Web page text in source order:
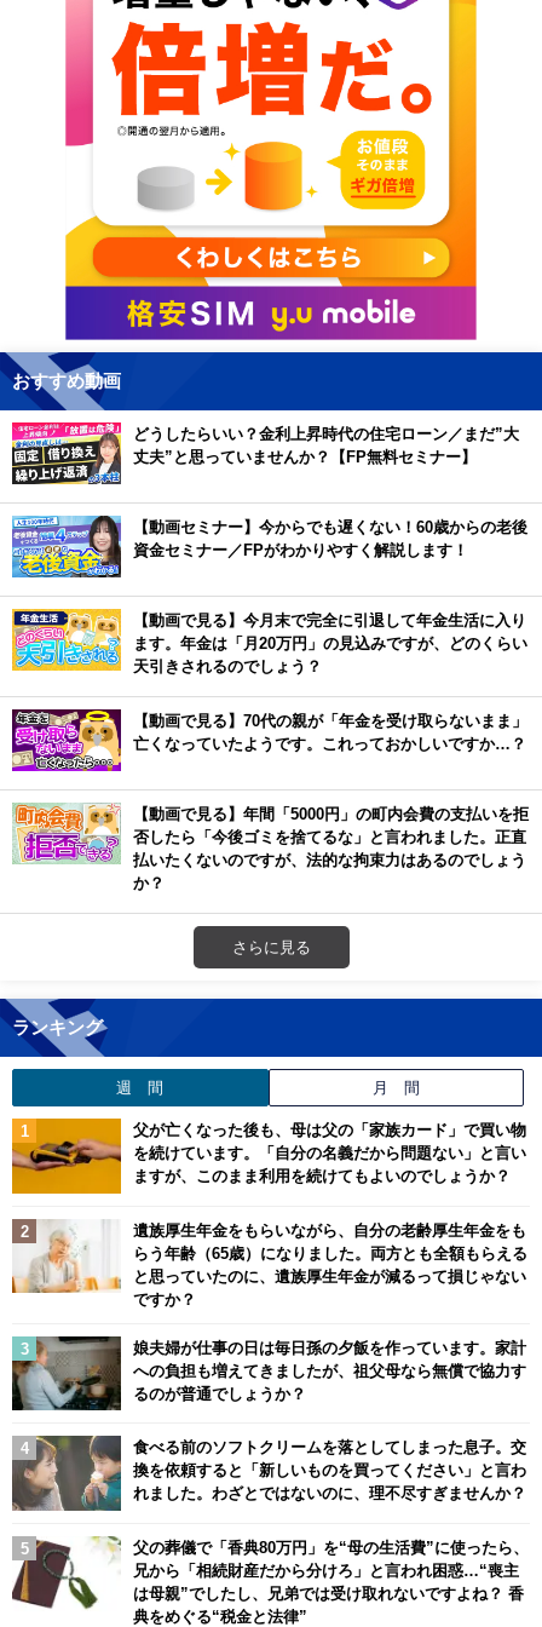
おすすめ動画
どうしたらいい？金利上昇時代の住宅ローン／まだ”大
丈夫”と思っていませんか？【FP無料セミナー】
【動画セミナー】今からでも遅くない！60歳からの老後
資金セミナー／FPがわかりやすく解説します！
【動画で見る】今月末で完全に引退して年金生活に入り
ます。年金は「月20万円」の見込みですが、どのくらい
天引きされるのでしょう？
【動画で見る】70代の親が「年金を受け取らないまま」
亡くなっていたようです。これっておかしいですか…？
【動画で見る】年間「5000円」の町内会費の支払いを拒
否したら「今後ゴミを捨てるな」と言われました。正直
払いたくないのですが、法的な拘束力はあるのでしょう
か？
さらに見る
ランキング
週 間 月 間
父が亡くなった後も、母は父の「家族カード」で買い物
を続けています。「自分の名義だから問題ない」と言い
ますが、このまま利用を続けてもよいのでしょうか？
遺族厚生年金をもらいながら、自分の老齢厚生年金をも
らう年齢（65歳）になりました。両方とも全額もらえる
と思っていたのに、遺族厚生年金が減るって損じゃない
ですか？
娘夫婦が仕事の日は毎日孫の夕飯を作っています。家計
への負担も増えてきましたが、祖父母なら無償で協力す
るのが普通でしょうか？
食べる前のソフトクリームを落としてしまった息子。交
換を依頼すると「新しいものを買ってください」と言わ
れました。わざとではないのに、理不尽すぎませんか？
父の葬儀で「香典80万円」を“母の生活費”に使ったら、
兄から「相続財産だから分けろ」と言われ困惑…“喪主
は母親”でしたし、兄弟では受け取れないですよね？ 香
典をめぐる“税金と法律”